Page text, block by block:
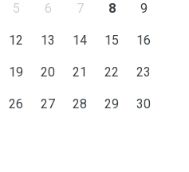
5 6 7 8 9
12 13 14 15 16
19 20 21 22 23
26 27 28 29 30